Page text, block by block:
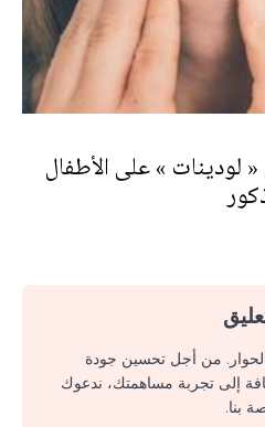
» على الأطفال
من أجل تحسين جودة
إلى تجربة مساهمتك، ندعوك
بنا.